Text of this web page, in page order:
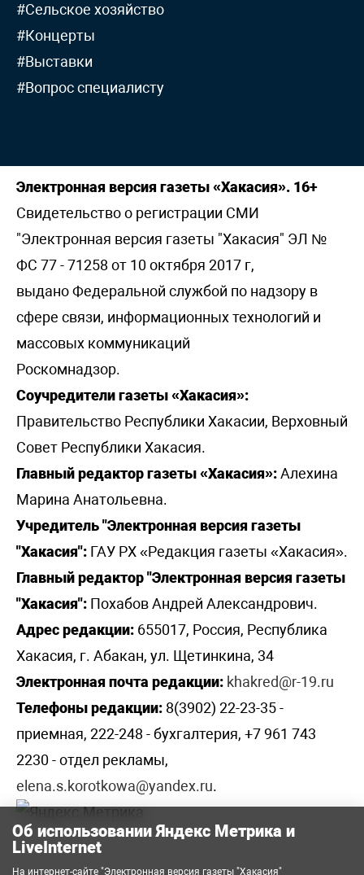
#Сельское хозяйство
#Концерты
#Выставки
#Вопрос специалисту
Электронная версия газеты «Хакасия». 16+
Свидетельство о регистрации СМИ
"Электронная версия газеты "Хакасия" ЭЛ №
ФС 77 - 71258 от 10 октября 2017 г,
выдано Федеральной службой по надзору в
сфере связи, информационных технологий и
массовых коммуникаций
Роскомнадзор.
Соучредители газеты «Хакасия»:
Правительство Республики Хакасии, Верховный
Совет Республики Хакасия.
Главный редактор газеты «Хакасия»:Алехина
Марина Анатольевна.
Учредитель "Электронная версия газеты
"Хакасия": ГАУ РХ «Редакция газеты «Хакасия».
Главный редактор "Электронная версия газеты
"Хакасия": Похабов Андрей Александрович.
Адрес редакции: 655017, Россия, Республика
Хакасия, г. Абакан, ул. Щетинкина, 34
Электронная почта редакции: khakred@r-19.ru
Телефоны редакции: 8(3902) 22-23-35 -
приемная, 222-248 - бухгалтерия, +7 961 743
2230 - отдел рекламы,
elena.s.korotkowa@yandex.ru.
Об использовании Яндекс Метрика и
LiveInternet
На интернет-сайте "Электронная версия газеты "Хакасия"